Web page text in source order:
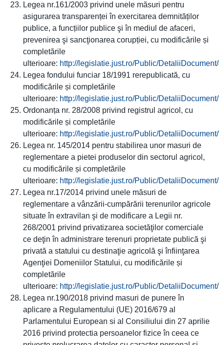
Legea nr.161/2003 privind unele măsuri pentru
asigurarea transparenței în exercitarea demnităților
publice, a funcțiilor publice şi în mediul de afaceri,
prevenirea şi sancţionarea corupției, cu modificările și
completările
ulterioare: http://legislatie.just.ro/Public/
Legea fondului funciar 18/1991 rerepublicată, cu
modificările și completările
ulterioare: http://legislatie.just.ro/Public/
Ordonanța nr. 28/2008 privind registrul agricol, cu
modificările și completările
ulterioare: http://legislatie.just.ro/Public/
Legea nr. 145/2014 pentru stabilirea unor masuri de
reglementare a pietei produselor din sectorul agricol,
cu modificările și completările
ulterioare: http://legislatie.just.ro/Public/
Legea nr.17/2014 privind unele măsuri de
reglementare a vânzării-cumpărării terenurilor agricole
situate în extravilan şi de modificare a Legii nr.
268/2001 privind privatizarea societăţilor comerciale
ce deţin în administrare terenuri proprietate publică şi
privată a statului cu destinaţie agricolă şi înfiinţarea
Agenţiei Domeniilor Statului, cu modificările și
completările
ulterioare: http://legislatie.just.ro/Public/
Legea nr.190/2018 privind masuri de punere în
aplicare a Regulamentului (UE) 2016/679 al
Parlamentului European si al Consiliului din 27 aprilie
2016 privind protectia persoanelor fizice în ceea ce